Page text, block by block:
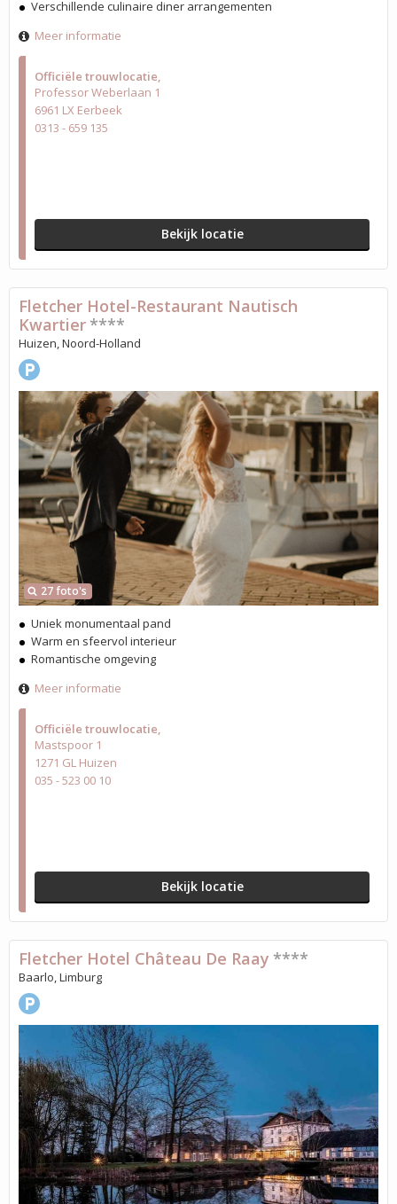
Officiële trouwlocatie
Professor Weberlaan 1
6961 LX Eerbeek
0313 - 659 135
Bekijk locatie
Verschillende culinaire diner arrangementen
Meer informatie
Officiële trouwlocatie
Mastspoor 1
1271 GL Huizen
035 - 523 00 10
Bekijk locatie
27 foto's
Fletcher Hotel-Restaurant Nautisch
Kwartier ****
Huizen, Noord-Holland
Uniek monumentaal pand
Warm en sfeervol interieur
Romantische omgeving
Meer informatie
Fletcher Hotel Château De Raay ****
Baarlo, Limburg